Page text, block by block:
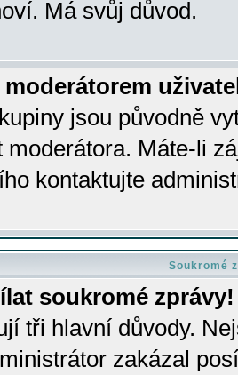
Má svůj důvod.
moderátorem
jsou původně
moderátora. Máte-li
kontaktujte
Soukromé
soukromé zprávy!
tři hlavní důvody.
zakázal